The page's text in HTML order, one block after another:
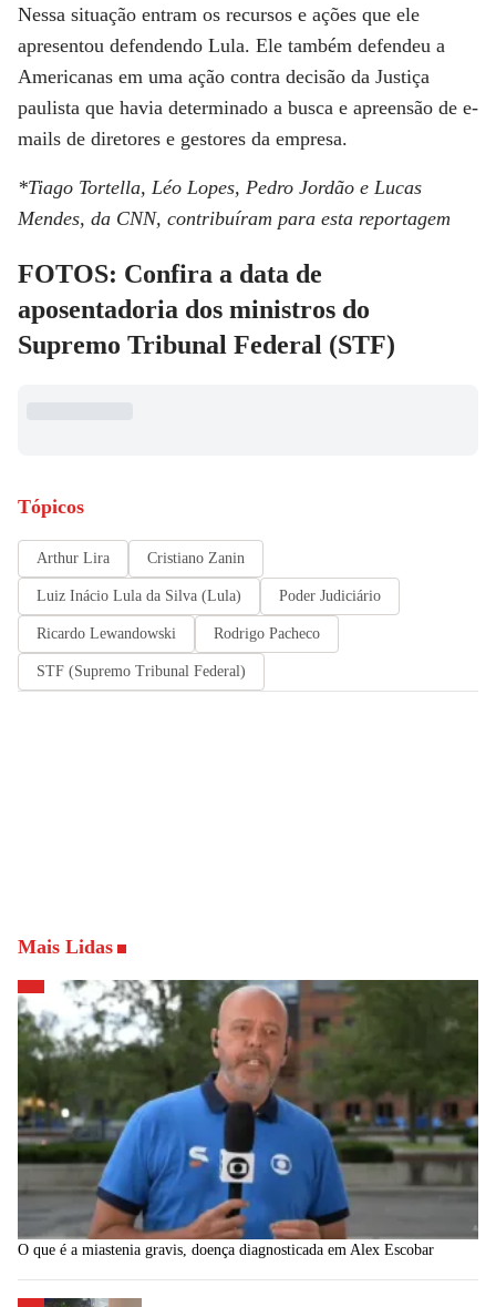
Nessa situação entram os recursos e ações que ele
apresentou defendendo Lula. Ele também defendeu a
Americanas em uma ação contra decisão da Justiça
paulista que havia determinado a busca e apreensão de e-
mails de diretores e gestores da empresa.
*Tiago Tortella, Léo Lopes, Pedro Jordão e Lucas
Mendes, da CNN, contribuíram para esta reportagem
FOTOS: Confira a data de
aposentadoria dos ministros do
Supremo Tribunal Federal (STF)
Tópicos
Arthur Lira Cristiano Zanin
Luiz Inácio Lula da Silva (Lula) Poder Judiciário
Ricardo Lewandowski Rodrigo Pacheco
STF (Supremo Tribunal Federal)
Mais Lidas
O que é a miastenia gravis, doença diagnosticada em Alex Escobar